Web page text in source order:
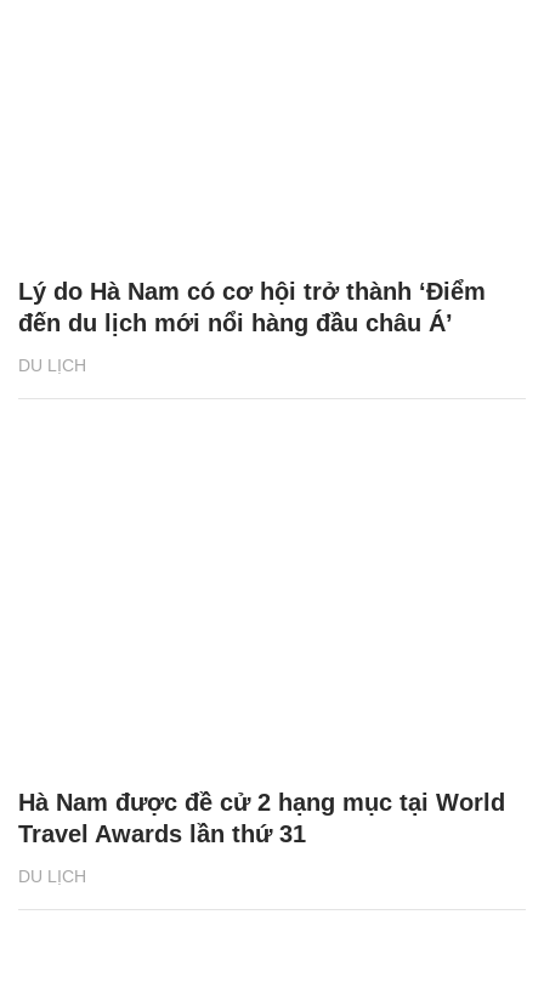
DU LỊCH
Lý do Hà Nam có cơ hội trở thành ‘Điểm
đến du lịch mới nổi hàng đầu châu Á’
DU LỊCH
Hà Nam được đề cử 2 hạng mục tại World
Travel Awards lần thứ 31